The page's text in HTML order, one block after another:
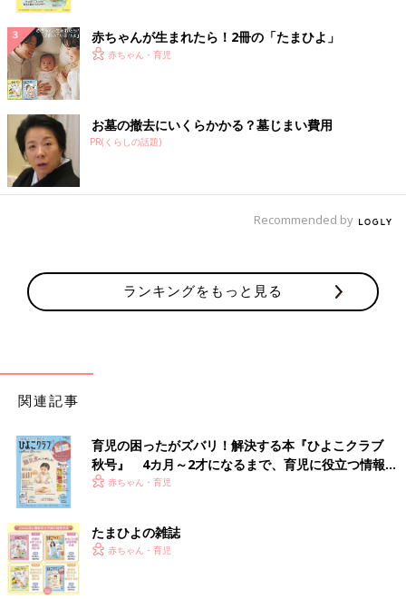
赤ちゃんが生まれたら！2冊の「たまひよ」
赤ちゃん・育児
お墓の撤去にいくらかかる？墓じまい費用
PR(くらしの話題)
Recommended by
ランキングをもっと見る
関連記事
育児の困ったがズバリ！解決する本『ひよこクラブ
秋号』 4カ月～2才になるまで、育児に役立つ情報が
いっぱい！
赤ちゃん・育児
たまひよの雑誌
赤ちゃん・育児